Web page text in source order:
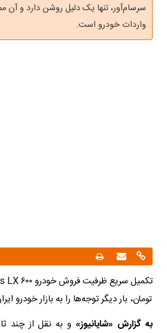
سرسام‌آور، تنها یک دلیل روشن دارد و
واردات خودرو است.
تومان، بار دیگر توجه‌ها را به بازار خودرو
به گزارش «شایانیوز» و به نقل از چند